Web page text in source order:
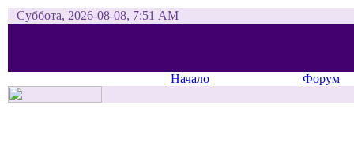
Суббота, 2026-08-08, 7:51 AM
Начало Форум